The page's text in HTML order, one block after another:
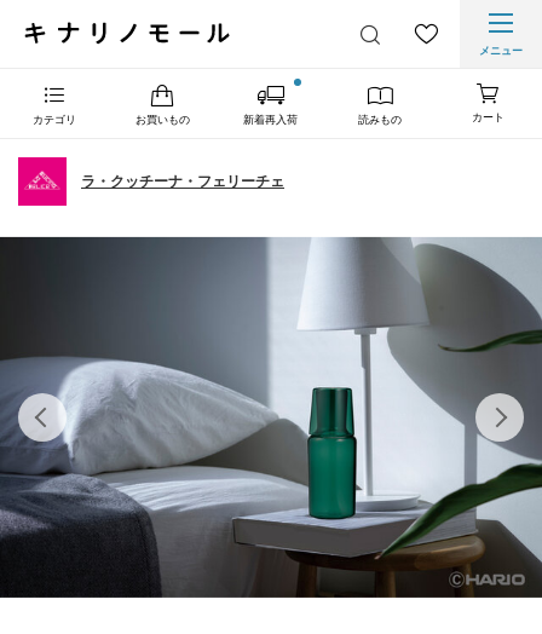
メニュー
カテゴリ お買いもの 新着再入荷 読みもの カート
ラ・クッチーナ・フェリーチェ